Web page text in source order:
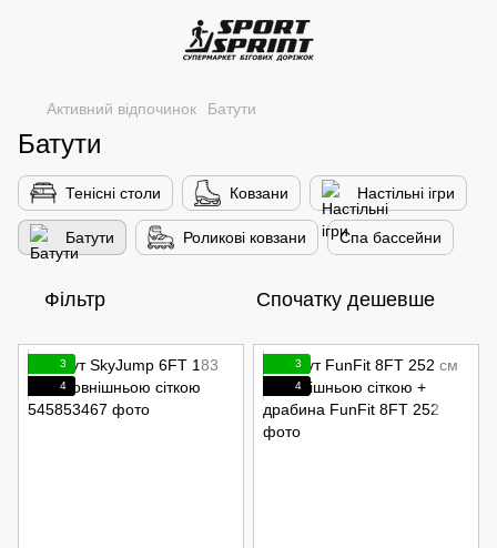
Активний відпочинок Батути
Батути
Тенісні столи Ковзани Настільні ігри
Батути Роликові ковзани Спа бассейни
Фільтр Спочатку дешевше
3
4
3
4